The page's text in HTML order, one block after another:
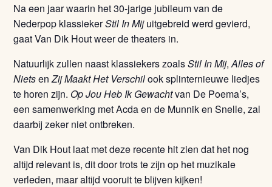
Na een jaar waarin het 30-jarige jubileum van de
Nederpop klassiekerStil In Mijuitgebreid werd gevierd,
gaat Van Dik Hout weer de theaters in.
Natuurlijk zullen naast klassiekers zoalsStil In Mij,Alles of
NietsenZij Maakt Het Verschilook splinternieuwe liedjes
te horen zijn. Op Jou Heb Ik Gewachtvan De Poema’s,
een samenwerking met Acda en de Munnik en Snelle, zal
daarbij zeker niet ontbreken.
Van Dik Hout laat met deze recente hit zien dat het nog
altijd relevant is, dit door trots te zijn op het muzikale
verleden, maar altijd vooruit te blijven kijken!